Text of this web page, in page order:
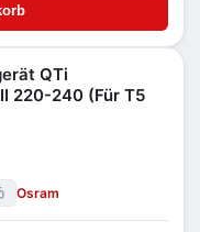
QTi
220-240 (Für T5
Osram